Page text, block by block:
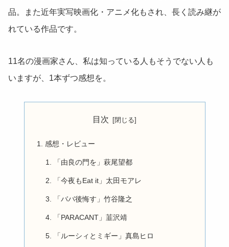
品。また近年実写映画化・アニメ化もされ、長く読み継が
れている作品です。
11名の漫画家さん、私は知っている人もそうでない人も
いますが、1本ずつ感想を。
目次
感想・レビュー
「由良の門を」萩尾望都
「今夜もEat it」太田モアレ
「ババ後悔す」竹谷隆之
「PARACANT」韮沢靖
「ルーシィとミギー」真島ヒロ